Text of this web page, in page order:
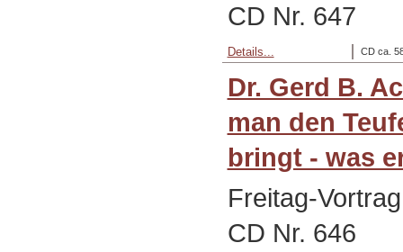
CD Nr. 647
CD ca.
Details...
Dr. Gerd B.
man den
bringt - was
Freitag-
CD Nr. 646